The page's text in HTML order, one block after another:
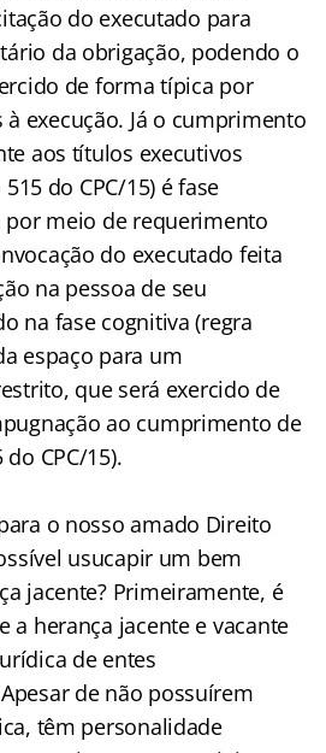
do executado para
da obrigação, podendo o
de forma típica por
execução. Já o cumprimento
aos títulos executivos
do CPC/15) é fase
por meio de requerimento
do executado feita
na pessoa de seu
na fase cognitiva (regra
espaço para um
que será exercido de
ao cumprimento de
CPC/15).
o nosso amado Direito
usucapir um bem
jacente? Primeiramente, é
a herança jacente e vacante
de entes
de não possuírem
têm personalidade